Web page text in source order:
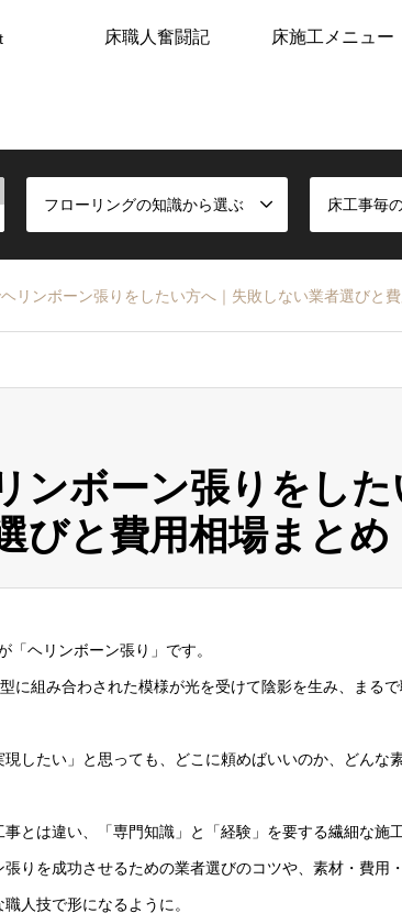
床職人奮闘記 床施工メニュー
フローリングの知識から選ぶ 床工事毎
リンボーン張りをしたい方へ｜失敗しない業者選びと
ンボーン張りをし
びと費用相場まとめ
ヘリンボーン張り」です。
に組み合わされた模様が光を受けて陰影を生み、まる
したい」と思っても、どこに頼めばいいのか、どんな
とは違い、「専門知識」と「経験」を要する繊細な施工
りを成功させるための業者選びのコツや、素材・費用
人技で形になるように。